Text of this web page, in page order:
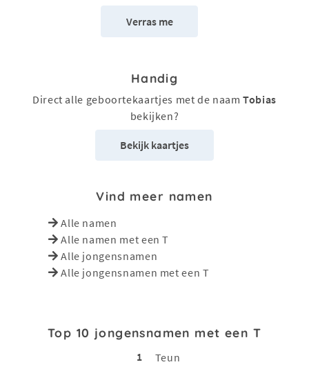
Verras me
Handig
Direct alle geboortekaartjes met de naamTobias
bekijken?
Bekijk kaartjes
Vind meer namen
Alle namen
Alle namen met een T
Alle jongensnamen
Alle jongensnamen met een T
Top 10 jongensnamen met een T
1 Teun